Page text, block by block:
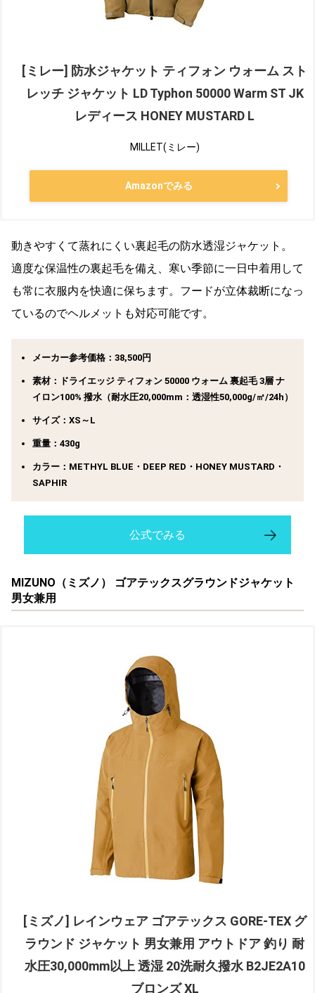
[ミレー] 防水ジャケット ティフォン ウォーム スト
レッチ ジャケット LD Typhon 50000 Warm ST JK
レディース HONEY MUSTARD L
MILLET(ミレー)
Amazonでみる
動きやすくて蒸れにくい裏起毛の防水透湿ジャケット。
適度な保温性の裏起毛を備え、寒い季節に一日中着用して
も常に衣服内を快適に保ちます。フードが立体裁断になっ
ているのでヘルメットも対応可能です。
メーカー参考価格：38,500円
素材：ドライエッジ ティフォン 50000 ウォーム 裏起毛 3層 ナ
イロン100% 撥水（耐水圧20,000mm：透湿性50,000g/㎡/24h）
サイズ：XS～L
重量：430g
カラー：METHYL BLUE・DEEP RED・HONEY MUSTARD・
SAPHIR
公式でみる
MIZUNO（ミズノ） ゴアテックスグラウンドジャケット
男女兼用
[ミズノ] レインウェア ゴアテックス GORE-TEX グ
ラウンド ジャケット 男女兼用 アウトドア 釣り 耐
水圧30,000mm以上 透湿 20洗耐久撥水 B2JE2A10
ブロンズ XL